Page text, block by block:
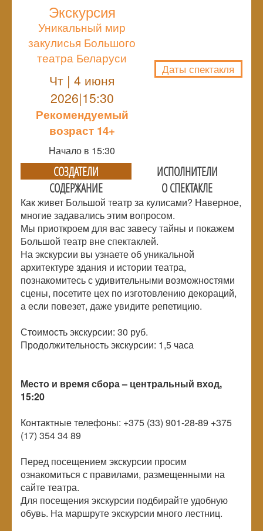
Экскурсия
Уникальный мир
закулисья Большого
театра Беларуси
Чт | 4 июня
2026|15:30
Рекомендуемый
возраст 14+
Начало в 15:30
Даты спектакля
СОЗДАТЕЛИ
ИСПОЛНИТЕЛИ
СОДЕРЖАНИЕ
О СПЕКТАКЛЕ
Как живет Большой театр за кулисами? Наверное,
многие задавались этим вопросом.
Мы приоткроем для вас завесу тайны и покажем
Большой театр вне спектаклей.
На экскурсии вы узнаете об уникальной
архитектуре здания и истории театра,
познакомитесь с удивительными возможностями
сцены, посетите цех по изготовлению декораций,
а если повезет, даже увидите репетицию.
Стоимость экскурсии: 30 руб.
Продолжительность экскурсии: 1,5 часа
Место и время сбора – центральный вход,
15:20
Контактные телефоны: +375 (33) 901-28-89 +375
(17) 354 34 89
Перед посещением экскурсии просим
ознакомиться с правилами, размещенными на
сайте театра.
Для посещения экскурсии подбирайте удобную
обувь. На маршруте экскурсии много лестниц.